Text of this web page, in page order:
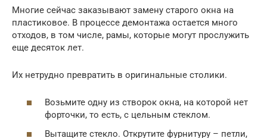
Многие сейчас заказывают замену старого окна на
пластиковое. В процессе демонтажа остается много
отходов, в том числе, рамы, которые могут прослужить
еще десяток лет.
Их нетрудно превратить в оригинальные столики.
Возьмите одну из створок окна, на которой нет
форточки, то есть, с цельным стеклом.
Вытащите стекло. Открутите фурнитуру – петли,